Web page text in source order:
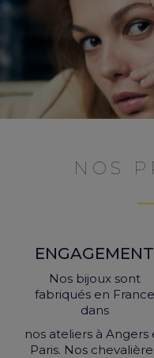
NOS
ENGAGEMENT
Nos bijoux sont
fabriqués en France
dans
nos ateliers à Angers
Paris. Nos